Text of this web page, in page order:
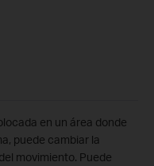
en un área donde
puede cambiar la
movimiento. Puede